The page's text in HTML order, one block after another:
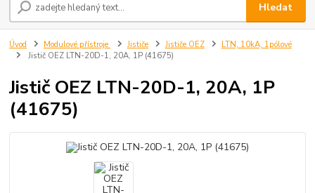
Hledat
Úvod Modulové přístroje Jističe Jističe OEZ
LTN, 10kA, 1pólové
Jistič OEZ LTN-20D-1, 20A, 1P (41675)
Jistič OEZ LTN-20D-1, 20A, 1P
(41675)